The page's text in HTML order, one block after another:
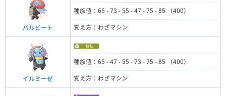
バルビート
種族値：65 - 73 - 55 - 47 - 75 - 85 （400）
覚え方：わざマシン
イルミーゼ
種族値：65 - 47 - 55 - 73 - 75 - 85 （400）
覚え方：わざマシン